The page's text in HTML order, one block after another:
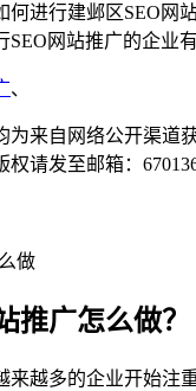
何进行建邺区SEO网
网站推广的企业有
、
为来自网络公开渠道
请发至邮箱：
做
推广怎么做？
来越多的企业开始注